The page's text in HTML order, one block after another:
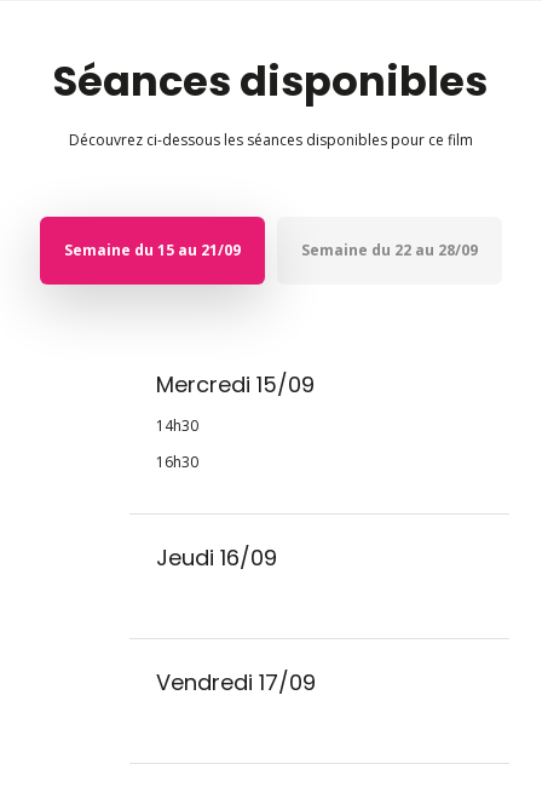
Séances disponibles
Découvrez ci-dessous les séances disponibles pour ce film
Semaine du 15 au 21/09 Semaine du 22 au 28/09
Mercredi 15/09
14h30
16h30
Jeudi 16/09
Vendredi 17/09